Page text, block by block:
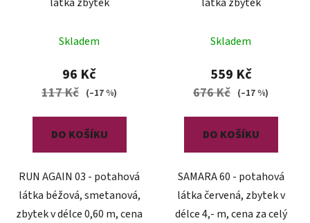
Skladem
96 Kč
117 Kč (–17 %)
DO KOŠÍKU
RUN AGAIN 03 - potahová
látka béžová, smetanová,
zbytek v délce 0,60 m, cena
Skladem
559 Kč
676 Kč (–17 %)
DO KOŠÍKU
SAMARA 60 - potahová
látka červená, zbytek v
délce 4,- m, cena za celý